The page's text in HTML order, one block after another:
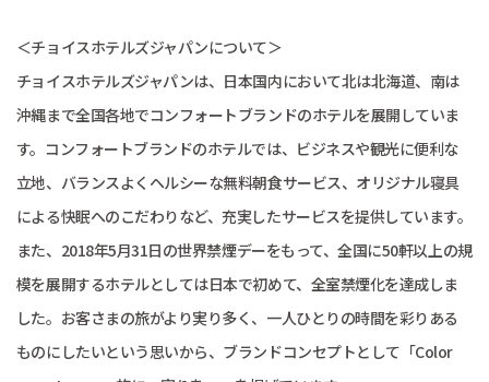
＜チョイスホテルズジャパンについて＞
チョイスホテルズジャパンは、日本国内において北は北海道、南は
沖縄まで全国各地でコンフォートブランドのホテルを展開していま
す。コンフォートブランドのホテルでは、ビジネスや観光に便利な
立地、バランスよくヘルシーな無料朝食サービス、オリジナル寝具
による快眠へのこだわりなど、充実したサービスを提供しています。
また、2018年5月31日の世界禁煙デーをもって、全国に50軒以上の規
模を展開するホテルとしては日本で初めて、全室禁煙化を達成しま
した。お客さまの旅がより実り多く、一人ひとりの時間を彩りある
ものにしたいという思いから、ブランドコンセプトとして「Color